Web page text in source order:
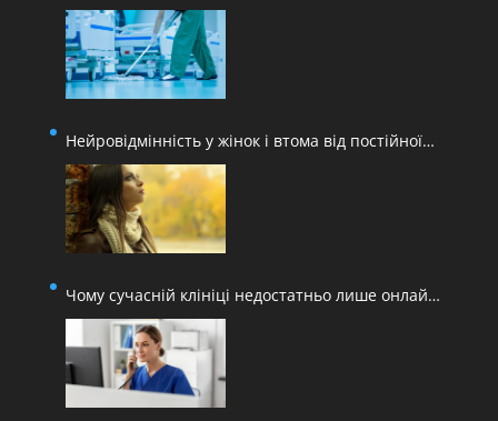
медичних закладів
Нейровідмінність у жінок і втома від постійної
адаптації
Чому сучасній клініці недостатньо лише онлайн-
запису